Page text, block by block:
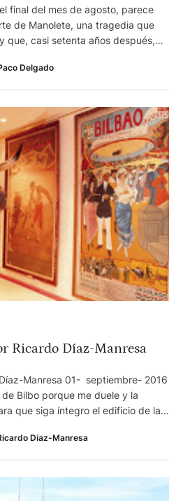
final del mes de agosto, parece
de Manolete, una tragedia que
que, casi setenta años después,
como bien se está comprobando
Delgado
Ricardo Díaz-Manresa
Manresa 01- septiembre- 2016
Bilbo porque me duele y la
que siga íntegro el edificio de la
pide renovación. Y lo de
y homenaje al gran don
Díaz-Manresa